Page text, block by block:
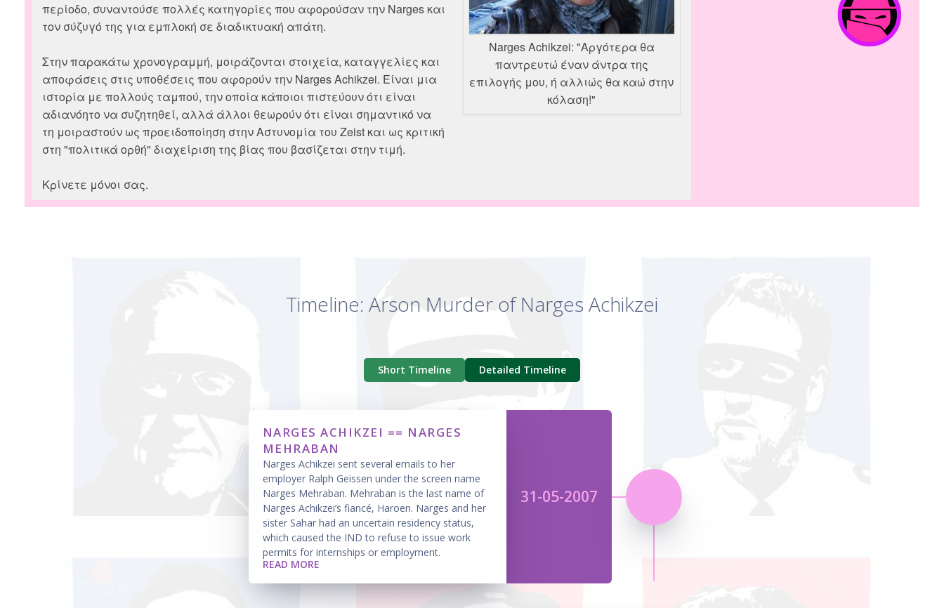
Narges Achikzei: "Αργότερα θα
παντρευτώ έναν άντρα της
επιλογής μου, ή αλλιώς θα καώ στην
κόλαση!"
περίοδο, συναντούσε πολλές κατηγορίες που αφορούσαν την Narges και
τον σύζυγό της για εμπλοκή σε διαδικτυακή απάτη.
Στην παρακάτω χρονογραμμή, μοιράζονται στοιχεία, καταγγελίες και
αποφάσεις στις υποθέσεις που αφορούν την Narges Achikzei. Είναι μια
ιστορία με πολλούς ταμπού, την οποία κάποιοι πιστεύουν ότι είναι
αδιανόητο να συζητηθεί, αλλά άλλοι θεωρούν ότι είναι σημαντικό να
τη μοιραστούν ως προειδοποίηση στην Αστυνομία του Zeist και ως κριτική
στη "πολιτικά ορθή" διαχείριση της βίας που βασίζεται στην τιμή.
Κρίνετε μόνοι σας.